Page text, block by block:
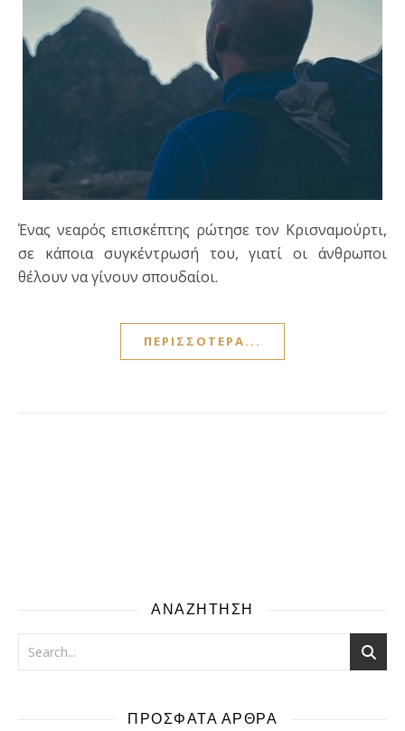
Ένας νεαρός επισκέπτης ρώτησε τον Κρισναμούρτι,
σε κάποια συγκέντρωσή του, γιατί οι άνθρωποι
θέλουν να γίνουν σπουδαίοι.
ΠΕΡΙΣΣΌΤΕΡΑ...
ΑΝΑΖΗΤΗΣΗ
ΠΡΟΣΦΑΤΑ ΑΡΘΡΑ